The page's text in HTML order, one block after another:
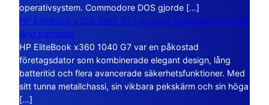
operativsystem. Commodore DOS gjorde […]
HP EliteBook x360 1040 G7 – en lyxig företagsdator med
lång batteritid
HP EliteBook x360 1040 G7 var en påkostad
företagsdator som kombinerade elegant design, lång
batteritid och flera avancerade säkerhetsfunktioner. Med
sitt tunna metallchassi, sin vikbara pekskärm och sin höga
[…]